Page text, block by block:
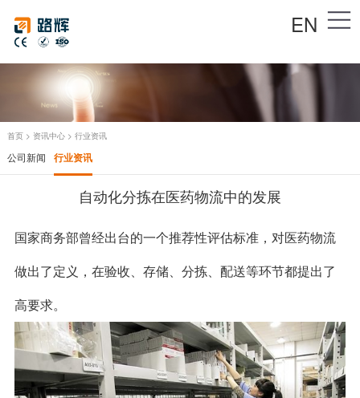
EN
首页> 资讯中心> 行业资讯
公司新闻 行业资讯
自动化分拣在医药物流中的发展
国家商务部曾经出台的一个推荐性评估标准，对医药物流
做出了定义，在验收、存储、分拣、配送等环节都提出了
高要求。